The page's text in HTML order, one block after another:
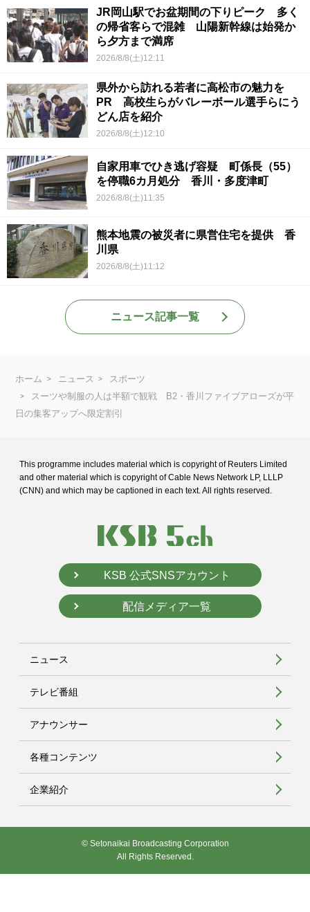
JR岡山駅でお盆期間の下りピーク 多く
の帰省客らで混雑 山陽新幹線は始発か
ら夕方まで満席
2026/8/8(土)12:11
県外から訪れる若者に高松市の魅力を
PR 高校生らがバレーボール選手らにう
どん店を紹介
2026/8/8(土)12:10
自家用車でひき逃げ容疑 町係長（55）
を停職6カ月処分 香川・多度津町
2026/8/8(土)11:35
熊本地震の被災者に県営住宅を提供 香
川県
2026/8/8(土)11:12
ニュース記事一覧
ホーム ニュース
スポーツ
スーツや制服の人は半額で観戦 B2・香川ファイブアローズが平
日の集客アップへ限定割引
This programme includes material which is copyright of Reuters Limited
and other material which is copyright of Cable News Network LP, LLLP
(CNN) and which may be captioned in each text. All rights reserved.
KSB 公式SNSアカウント
配信メディア一覧
ニュース
テレビ番組
アナウンサー
各種コンテンツ
企業紹介
© Setonaikai Broadcasting Corporation
All Rights Reserved.